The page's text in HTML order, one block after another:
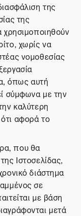
της
της
χρησιμοποιηθούν
χωρίς να
νομοθεσίας
όπως αυτή
σύμφωνα με την
καλύτερη
αφορά το
που θα
Ιστοσελίδας,
διάστημα
σε
με βάση
μετά